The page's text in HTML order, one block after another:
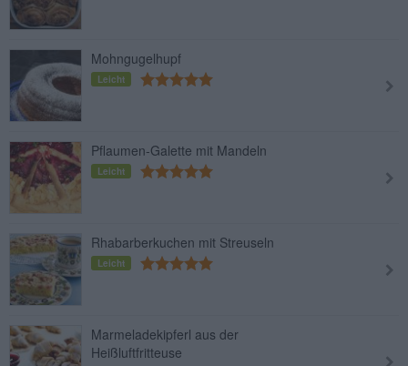
Mohngugelhupf
Leicht
Pflaumen-Galette mit Mandeln
Leicht
Rhabarberkuchen mit Streuseln
Leicht
Marmeladekipferl aus der
Heißluftfritteuse